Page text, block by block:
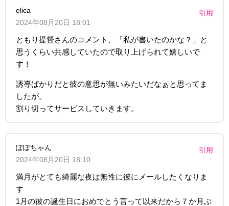
elica
2024年08月20日 18:01
引用
ともり提督さんのコメント、「私が書いたのかな？」と
思うくらい共感していたので取り上げられて嬉しいで
す！
誘導ばかりだと彼の意思が無いみたいだなぁと思ってま
したが。
割り切ってサービスしていきます。
ぽぽちゃん
2024年08月20日 18:10
引用
満月がとても綺麗な夜は無性に彼にメールしたくなりま
す
1月の彼の誕生日におめでとう言って以来だから７か月ぶ